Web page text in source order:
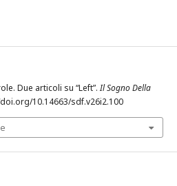
Due articoli su “Left”.Il Sogno Della
10.14663/sdf.v26i2.100